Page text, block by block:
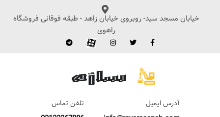
خیابان مسجد سید- روبروی خیابان زاهد - طبقه فوقانی فروشگاه
راهوی
تلفن تماس آدرس ایمیل